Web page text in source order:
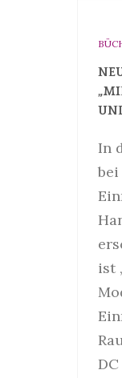
In
bei
ist